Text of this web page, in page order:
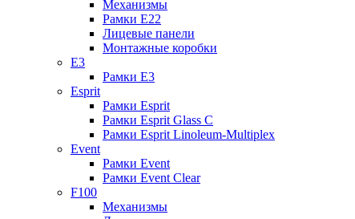
Механизмы
Рамки E22
Лицевые панели
Монтажные коробки
E3
Рамки E3
Esprit
Рамки Esprit
Рамки Esprit Glass C
Рамки Esprit Linoleum-Multiplex
Event
Рамки Event
Рамки Event Clear
F100
Механизмы